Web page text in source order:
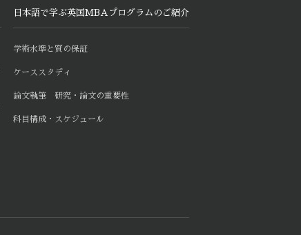
日本語で学ぶ英国MBAプログラムのご紹介
学術水準と質の保証
ケーススタディ
論文執筆 研究・論文の重要性
科目構成・スケジュール